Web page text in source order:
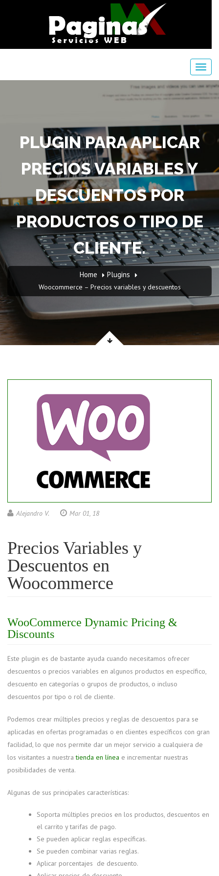
PLUGIN PARA APLICAR
PRECIOS VARIABLES Y
DESCUENTOS POR
PRODUCTOS O TIPO DE
CLIENTE.
Home Plugins
Woocommerce – Precios variables y descuentos
Alejandro V. Mar 01, 18
Precios Variables y
Descuentos en
Woocommerce
WooCommerce Dynamic Pricing &
Discounts
Este plugin es de bastante ayuda cuando necesitamos ofrecer
descuentos o precios variables en algunos productos en específico,
descuento en categorías o grupos de productos, o incluso
descuentos por tipo o rol de cliente.
Podemos crear múltiples precios y reglas de descuentos para se
aplicadas en ofertas programadas o en clientes específicos con gran
facilidad, lo que nos permite dar un mejor servicio a cualquiera de
los visitantes a nuestratienda en línea e incrementar nuestras
posibilidades de venta.
Algunas de sus principales características:
Soporta múltiples precios en los productos, descuentos en
el carrito y tarifas de pago.
Se pueden aplicar reglas específicas.
Se pueden combinar varias reglas.
Aplicar porcentajes de descuento.